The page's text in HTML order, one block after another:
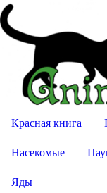
Красная книга
Насекомые
Яды